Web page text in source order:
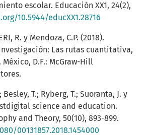
escolar. Educación XX1, 24(2),
10.5944/educXX1.28716
R. y Mendoza, C.P. (2018).
Las rutas cuantitativa,
D.F.: McGraw-Hill
Besley, T.; Ryberg, T.; Suoranta, J. y
science and education.
and Theory, 50(10), 893-899.
00131857.2018.1454000